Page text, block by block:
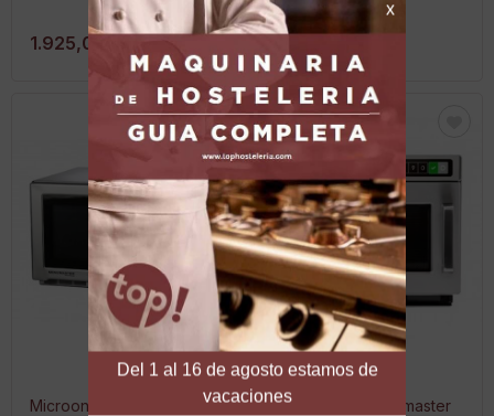
1.925,00 €
Microondas Menumaster
Microondas Menumaster